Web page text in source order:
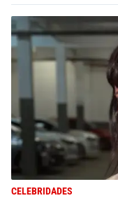
CELEBRIDADES